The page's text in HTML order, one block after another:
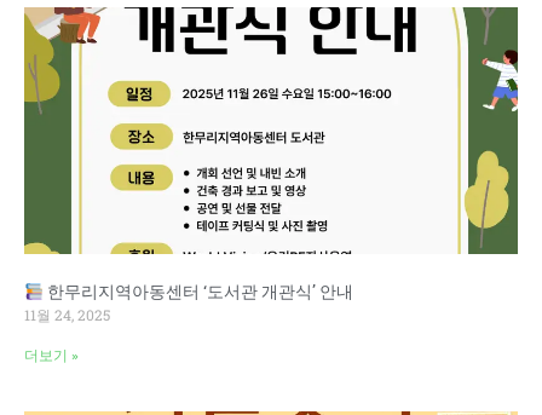
한무리지역아동센터 ‘도서관 개관식’ 안내
11월 24, 2025
더보기 »